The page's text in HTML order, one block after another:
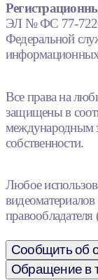
ЭЛ № ФС 77-
Федеральной
Все права на
защищены в
международным
собственности.
Любое
Сообщить об
Обращение в